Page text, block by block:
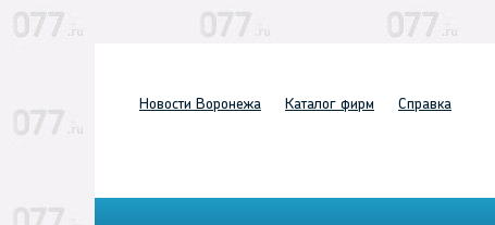
Новости Воронежа Каталог фирм Справка